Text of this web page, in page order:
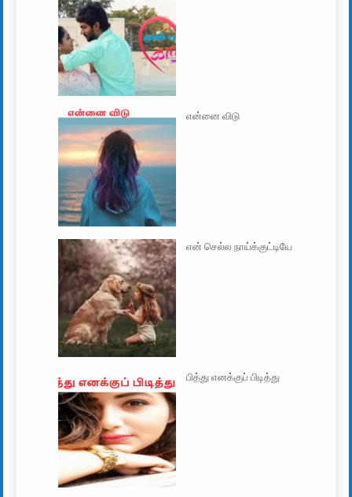
என்னை விடு
என் செல்ல நாய்க்குட்டியே
பித்து எனக்குப் பிடித்து